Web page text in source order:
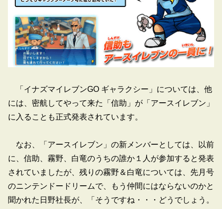
「イナズマイレブンGO ギャラクシー」については、他
には、密航してやって来た「信助」が「アースイレブン」
に入ることも正式発表されています。
なお、「アースイレブン」の新メンバーとしては、以前
に、信助、霧野、白竜のうちの誰か１人が参加すると発表
されていましたが、残りの霧野＆白竜については、先月号
のニンテンドードリームで、もう仲間にはならないのかと
聞かれた日野社長が、「そうですね・・・どうでしょう。